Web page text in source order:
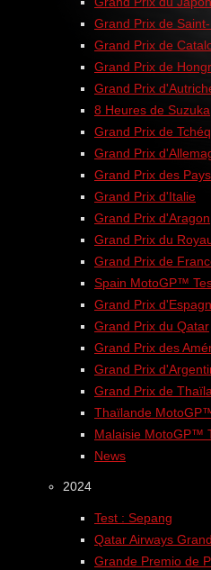
Grand Prix de
Grand Prix de
Grand Prix de
Grand Prix
8 Heures de Suzuka
Grand Prix de
Grand Prix
Grand Prix des
Grand Prix d'Italie
Grand Prix d'Aragon
Grand Prix du
Grand Prix de
Spain MotoGP™
Grand Prix
Grand Prix du Qatar
Grand Prix des
Grand Prix
Grand Prix de
Thaïlande
Malaisie MotoGP™
News
2024
Test : Sepang
Qatar Airways
Grande Premio de